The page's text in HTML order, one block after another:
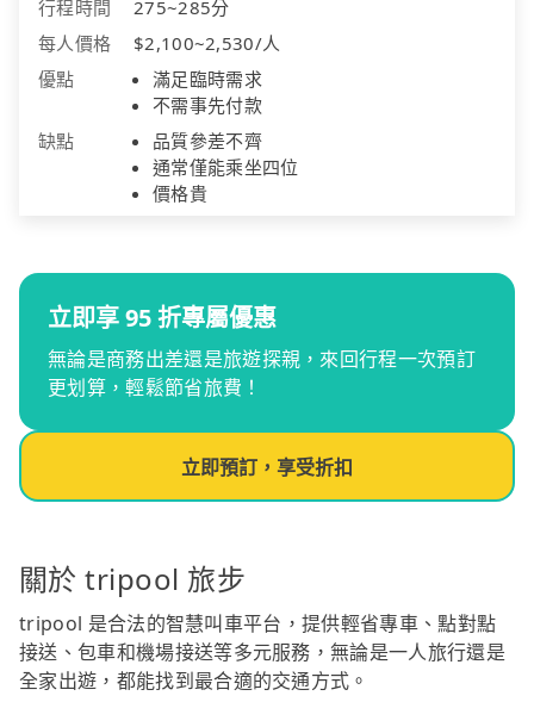
行程時間
275~285分
每人價格
$2,100~2,530/人
優點
滿足臨時需求
不需事先付款
缺點
品質參差不齊
通常僅能乘坐四位
價格貴
立即享 95 折專屬優惠
無論是商務出差還是旅遊探親，來回行程一次預訂
更划算，輕鬆節省旅費！
立即預訂，享受折扣
關於 tripool 旅步
tripool 是合法的智慧叫車平台，提供輕省專車、點對點
接送、包車和機場接送等多元服務，無論是一人旅行還是
全家出遊，都能找到最合適的交通方式。